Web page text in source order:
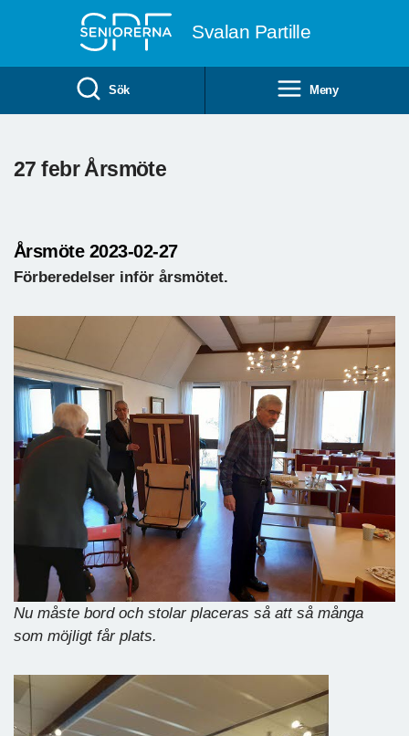
Svalan Partille
Sök Meny
27 febr Årsmöte
Årsmöte 2023-02-27
Förberedelser inför årsmötet.
Nu måste bord och stolar placeras så att så många
som möjligt får plats.